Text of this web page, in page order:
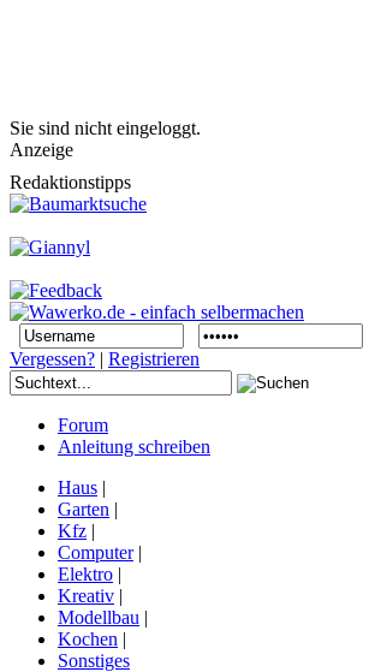
Sie sind nicht eingeloggt.
Anzeige
Redaktionstipps
Vergessen? | Registrieren
Forum
Anleitung schreiben
Haus |
Garten |
Kfz |
Computer|
Elektro |
Kreativ |
Modellbau |
Kochen |
Sonstiges